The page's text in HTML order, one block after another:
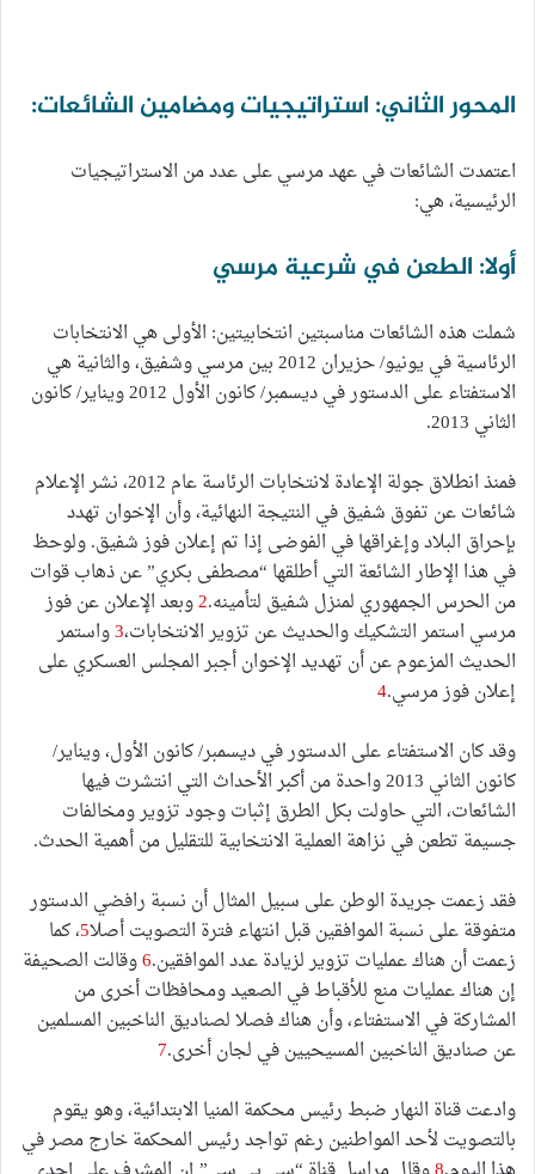
المحور الثاني: استراتيجيات ومضامين الشائعات:
اعتمدت الشائعات في عهد مرسي على عدد من الاستراتيجيات
الرئيسية، هي:
أولا: الطعن في شرعية مرسي
شملت هذه الشائعات مناسبتين انتخابيتين: الأولى هي الانتخابات
الرئاسية في يونيو/ حزيران 2012 بين مرسي وشفيق، والثانية هي
الاستفتاء على الدستور في ديسمبر/ كانون الأول 2012 ويناير/ كانون
الثاني 2013.
فمنذ انطلاق جولة الإعادة لانتخابات الرئاسة عام 2012، نشر الإعلام
شائعات عن تفوق شفيق في النتيجة النهائية، وأن الإخوان تهدد
بإحراق البلاد وإغراقها في الفوضى إذا تم إعلان فوز شفيق. ولوحظ
في هذا الإطار الشائعة التي أطلقها “مصطفى بكري” عن ذهاب قوات
من الحرس الجمهوري لمنزل شفيق لتأمينه.2وبعد الإعلان عن فوز
مرسي استمر التشكيك والحديث عن تزوير الانتخابات،3واستمر
الحديث المزعوم عن أن تهديد الإخوان أجبر المجلس العسكري على
إعلان فوز مرسي.4
وقد كان الاستفتاء على الدستور في ديسمبر/ كانون الأول، ويناير/
كانون الثاني 2013 واحدة من أكبر الأحداث التي انتشرت فيها
الشائعات، التي حاولت بكل الطرق إثبات وجود تزوير ومخالفات
جسيمة تطعن في نزاهة العملية الانتخابية للتقليل من أهمية الحدث.
فقد زعمت جريدة الوطن على سبيل المثال أن نسبة رافضي الدستور
متفوقة على نسبة الموافقين قبل انتهاء فترة التصويت أصلا5، كما
زعمت أن هناك عمليات تزوير لزيادة عدد الموافقين.6وقالت الصحيفة
إن هناك عمليات منع للأقباط في الصعيد ومحافظات أخرى من
المشاركة في الاستفتاء، وأن هناك فصلا لصناديق الناخبين المسلمين
عن صناديق الناخبين المسيحيين في لجان أخرى.7
وادعت قناة النهار ضبط رئيس محكمة المنيا الابتدائية، وهو يقوم
بالتصويت لأحد المواطنين رغم تواجد رئيس المحكمة خارج مصر في